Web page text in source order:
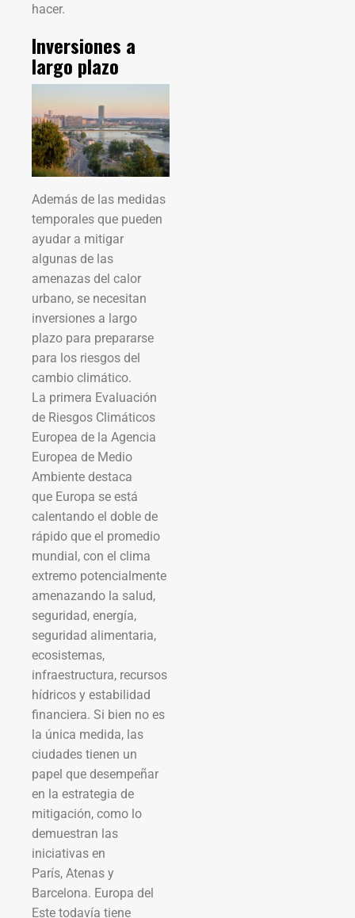
hacer.
Inversiones a
largo plazo
Además de las medidas
temporales que pueden
ayudar a mitigar
algunas de las
amenazas del calor
urbano, se necesitan
inversiones a largo
plazo para prepararse
para los riesgos del
cambio climático.
La primera Evaluación
de Riesgos Climáticos
Europea de la Agencia
Europea de Medio
Ambiente destaca
que Europa se está
calentando el doble de
rápido que el promedio
mundial, con el clima
extremo potencialmente
amenazando la salud,
seguridad, energía,
seguridad alimentaria,
ecosistemas,
infraestructura, recursos
hídricos y estabilidad
financiera. Si bien no es
la única medida, las
ciudades tienen un
papel que desempeñar
en la estrategia de
mitigación, como lo
demuestran las
iniciativas en
París, Atenas y
Barcelona. Europa del
Este todavía tiene